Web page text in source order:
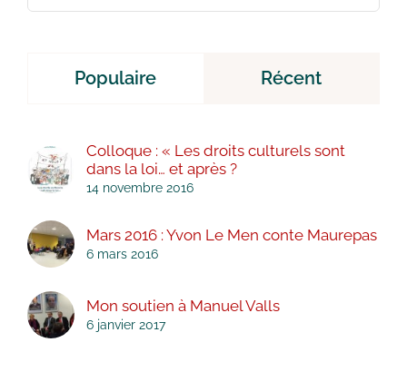
Populaire Récent
Colloque : « Les droits culturels sont
dans la loi… et après ?
14 novembre 2016
Mars 2016 : Yvon Le Men conte Maurepas
6 mars 2016
Mon soutien à Manuel Valls
6 janvier 2017